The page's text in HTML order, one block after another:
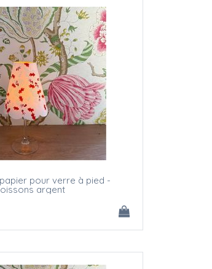
pour verre à pied -
argent